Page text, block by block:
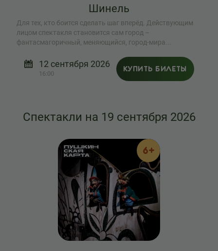
Шинель
Для тех, кто боится сделать шаг вперёд. Действующим
лицом спектакля становится сам город –
фантасмагоричный, меняющийся, город-мира...
12 сентября 2026
16:00
КУПИТЬ БИЛЕТЫ
Спектакли на 19 сентября 2026
6+